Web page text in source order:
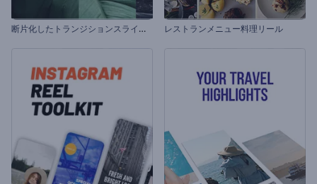
断
片化したトランジションスライドショー レストランメニュー料理リール